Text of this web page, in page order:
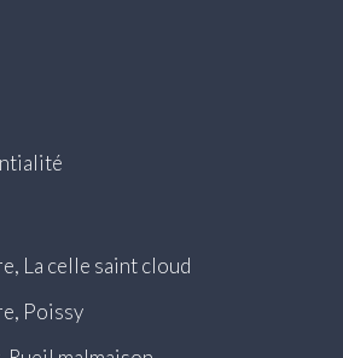
La celle saint cloud
Poissy